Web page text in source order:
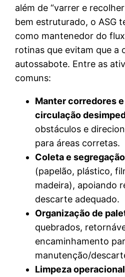
além de “varrer e
bem estruturado, o ASG
como mantenedor do
rotinas que evitam que a
autossabote. Entre as
comuns:
Manter corredores e
circulação
obstáculos e
para áreas corretas.
Coleta e
(papelão, plástico,
madeira), apoiando
descarte adequado.
Organização de
quebrados,
encaminhamento
manutenção/
Limpeza